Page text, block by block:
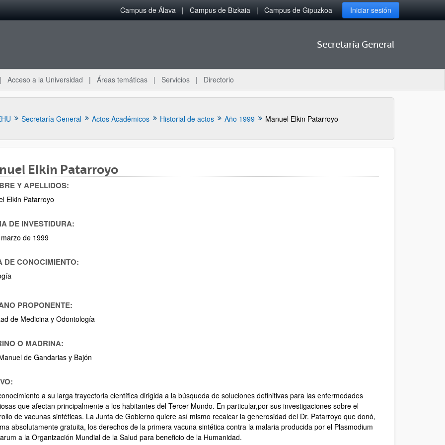
Campus de Álava Campus de Bizkaia Campus de Gipuzkoa Iniciar sesión
Secretaría General
Acceso a la Universidad Áreas temáticas Servicios Directorio
Secretaría General Actos Académicos Historial de actos Año 1999 Manuel Elkin Patarroyo
subpáginas
subpáginas
subpáginas
Elkin Patarroyo
Y APELLIDOS:
Elkin Patarroyo
DE INVESTIDURA:
de 1999
DE CONOCIMIENTO:
PROPONENTE:
de Medicina y Odontología
O MADRINA:
de Gandarias y Bajón
a su larga trayectoria científica dirigida a la búsqueda de soluciones definitivas para las enfermedades
que afectan principalmente a los habitantes del Tercer Mundo. En particular,por sus investigaciones sobre el
de vacunas sintéticas. La Junta de Gobierno quiere así mismo recalcar la generosidad del Dr. Patarroyo que donó,
absolutamente gratuita, los derechos de la primera vacuna sintética contra la malaria producida por el Plasmodium
a la Organización Mundial de la Salud para beneficio de la Humanidad.